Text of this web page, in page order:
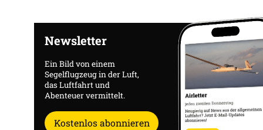
Newsletter
Ein Bild von einem
Segelflugzeug in der Luft,
das Luftfahrt und
Abenteuer vermittelt.
Kostenlos abonnieren